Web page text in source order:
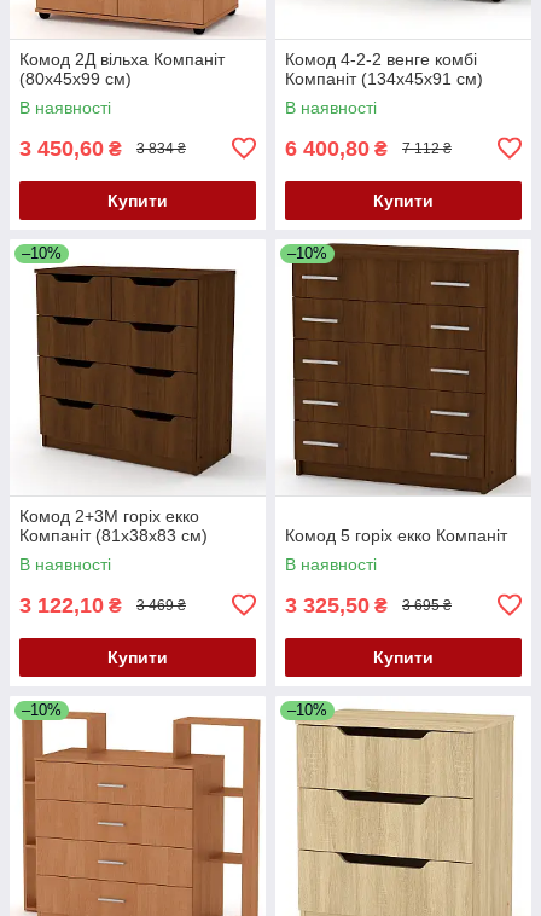
Комод 2Д вільха Компаніт
(80х45х99 см)
В наявності
3 450,60 ₴ 3 834 ₴
Купити
Комод 4-2-2 венге комбі
Компаніт (134х45х91 см)
В наявності
6 400,80 ₴ 7 112 ₴
Купити
–10%
Комод 2+3М горіх екко
Компаніт (81х38х83 см)
В наявності
3 122,10 ₴ 3 469 ₴
Купити
–10%
Комод 5 горіх екко Компаніт
В наявності
3 325,50 ₴ 3 695 ₴
Купити
–10% –10%